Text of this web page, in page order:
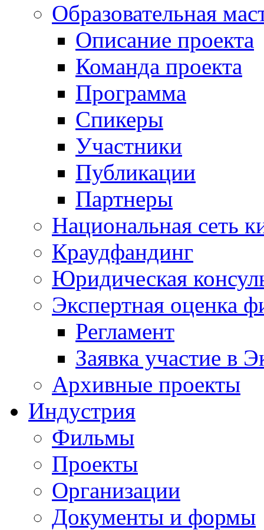
Образовательная
Описание проекта
Команда проекта
Программа
Спикеры
Участники
Публикации
Партнеры
Национальная сеть
Краудфандинг
Юридическая
Экспертная оценка
Регламент
Заявка участие в
Архивные проекты
Индустрия
Фильмы
Проекты
Организации
Документы и формы